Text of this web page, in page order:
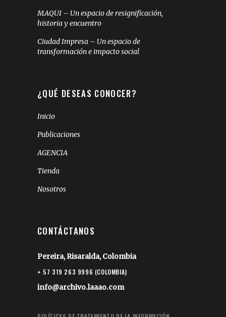
MAQUI – Un espacio de resignificación,
historia y encuentro
Ciudad Impresa – Un espacio de
transformación e impacto social
¿QUÉ DESEAS CONOCER?
Inicio
Publicaciones
AGENCIA
Tienda
Nosotros
CONTÁCTANOS
Pereira, Risaralda, Colombia
+ 57 319 263 9996 (COLOMBIA)
info@archivo.laaao.com